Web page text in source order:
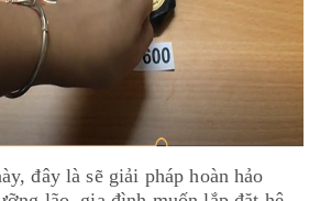
đây là sẽ giải pháp hoàn hảo